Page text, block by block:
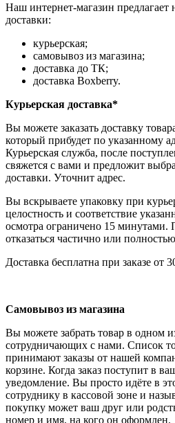
Наш интернет-магазин предлагает
доставки:
курьерская;
самовывоз из магазина;
доставка до ТК;
доставка Boxberry.
Курьерская доставка*
Вы можете заказать доставку
который прибудет по указанному
Курьерская служба, после
свяжется с вами и предложит
доставки. Уточнит адрес.
Вы вскрываете упаковку при
целостность и соответствие
осмотра ограничено 15 минутами.
отказаться частично или
Доставка бесплатна при заказе от
Самовывоз из магазина
Вы можете забрать товар в одном
сотрудничающих с нами. Список
принимают заказы от нашей
корзине. Когда заказ поступит в
уведомление. Вы просто идёте в
сотруднику в кассовой зоне и
покупку может ваш друг или
номер и имя, на кого он оформлен.